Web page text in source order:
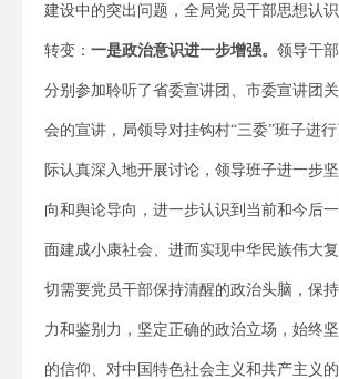
建设中的突出问题，全局党员干部思想认
转变： 一是政治意识进一步增强。 领导干
分别参加聆听了省委宣讲团、市委宣讲团
会的宣讲，局领导对挂钩村“三委”班子进
际认真深入地开展讨论，领导班子进一步
向和舆论导向，进一步认识到当前和今后
面建成小康社会、进而实现中华民族伟大
切需要党员干部保持清醒的政治头脑，保
力和鉴别力，坚定正确的政治立场，始终
的信仰、对中国特色社会主义和共产主义